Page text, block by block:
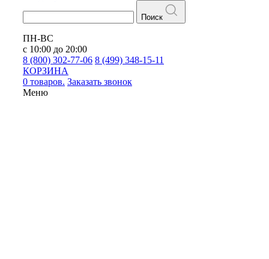
Поиск
ПН-ВС
с 10:00 до 20:00
8 (800) 302-77-06 8 (499) 348-15-11
КОРЗИНА
0 товаров. Заказать звонок
Меню